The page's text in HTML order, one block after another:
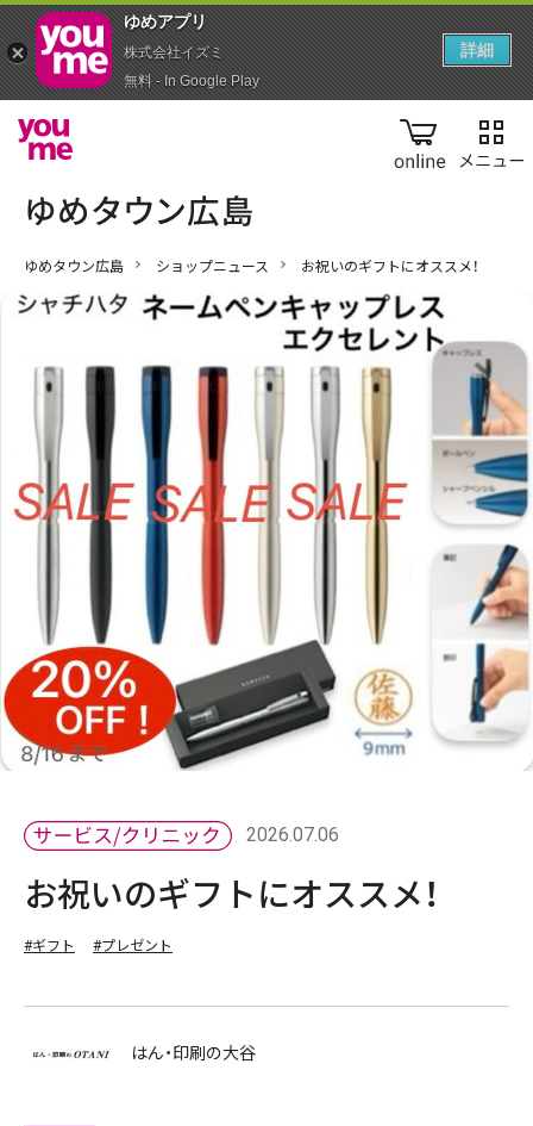
online
ゆめタウン広島 ショップニュース お祝いのギフトにオススメ！
2026.07.06
お祝いのギフトにオススメ！
#ギフト #プレゼント
はん・印刷の大谷
ゆめアプ‪リ‬
株式会社イズミ
無料 - In Google Play
詳細